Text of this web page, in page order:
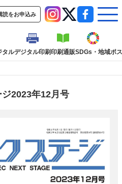
読をお申込み
タルデジタル印刷印刷通販SDGs・地域ポ
デジタル印刷 印刷通販
SDGs・地
2023年12月号